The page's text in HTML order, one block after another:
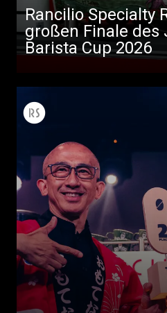
Rancilio Specialty
großen Finale des
Barista Cup 2026